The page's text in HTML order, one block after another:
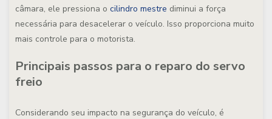
câmara, ele pressiona o cilindro mestre diminui a força
necessária para desacelerar o veículo. Isso proporciona muito
mais controle para o motorista.
Principais passos para o reparo do servo
freio
Considerando seu impacto na segurança do veículo, é